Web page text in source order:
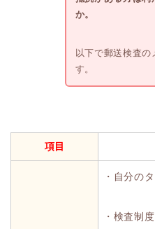
か。
以下で郵送検査の
す。
項目
・自分の
・検査制